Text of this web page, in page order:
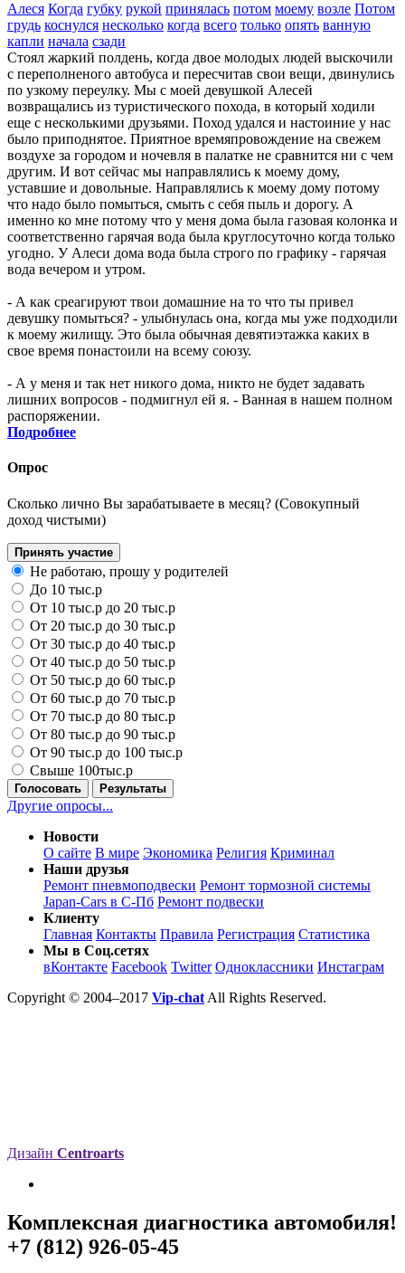
Алеся Когда губку рукой принялась потом моему возле Потом
грудь коснулся несколько когда всего только опять ванную
капли начала сзади
Стоял жаркий полдень, когда двое молодых людей выскочили
с переполненого автобуса и пересчитав свои вещи, двинулись
по узкому переулку. Мы с моей девушкой Алесей
возвращались из туристического похода, в который ходили
еще с несколькими друзьями. Поход удался и настоиние у нас
было приподнятое. Приятное времяпровождение на свежем
воздухе за городом и ночевля в палатке не сравнится ни с чем
другим. И вот сейчас мы направлялись к моему дому,
уставшие и довольные. Направлялись к моему дому потому
что надо было помыться, смыть с себя пыль и дорогу. А
именно ко мне потому что у меня дома была газовая колонка и
соответственно гарячая вода была круглосуточно когда только
угодно. У Алеси дома вода была строго по графику - гарячая
вода вечером и утром.
- А как среагируют твои домашние на то что ты привел
девушку помыться? - улыбнулась она, когда мы уже подходили
к моему жилищу. Это была обычная девятиэтажка каких в
свое время понастоили на всему союзу.
- А у меня и так нет никого дома, никто не будет задавать
лишних вопросов - подмигнул ей я. - Ванная в нашем полном
распоряжении.
Подробнее
Опрос
Сколько лично Вы зарабатываете в месяц? (Совокупный
доход чистыми)
Принять участие
Не работаю, прошу у родителей
До 10 тыс.р
От 10 тыс.р до 20 тыс.р
От 20 тыс.р до 30 тыс.р
От 30 тыс.р до 40 тыс.р
От 40 тыс.р до 50 тыс.р
От 50 тыс.р до 60 тыс.р
От 60 тыс.р до 70 тыс.р
От 70 тыс.р до 80 тыс.р
От 80 тыс.р до 90 тыс.р
От 90 тыс.р до 100 тыс.р
Свыше 100тыс.р
Голосовать Результаты
Другие опросы...
Новости
О сайте В мире Экономика Религия Криминал
Наши друзья
Ремонт пневмоподвески Ремонт тормозной системы
Japan-Cars в С-Пб Ремонт подвески
Клиенту
Главная Контакты Правила Регистрация Статистика
Мы в Соц.сетях
вКонтакте Facebook Twitter Одноклассники Инстаграм
Copyright © 2004–2017 Vip-chat All Rights Reserved.
Дизайн Centroarts
Комплексная диагностика автомобиля!
+7 (812) 926-05-45